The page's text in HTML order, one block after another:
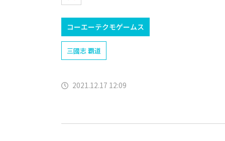
コーエーテクモゲームス
三國志 覇道
2021.12.17 12:09